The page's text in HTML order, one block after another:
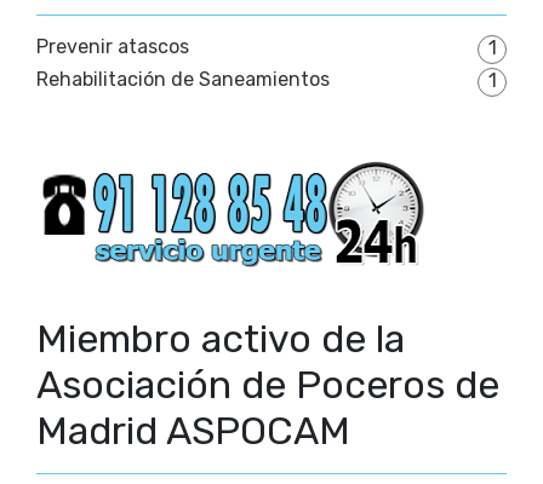
Prevenir atascos
1
Rehabilitación de Saneamientos
1
Miembro activo de la
Asociación de Poceros de
Madrid ASPOCAM